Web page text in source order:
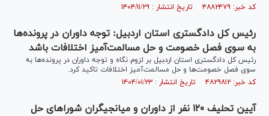
کد خبر: ۴۸۸۲۴۷۹ تاریخ انتشار : ۱۴۰۴/۱۱/۲۹
رئیس کل دادگستری استان اردبیل: توجه داوران در پرونده‌ها
به سوی فصل خصومت و حل مسالمت‌آمیز اختلافات باشد
رئیس کل دادگستری استان اردبیل بر لزوم نگاه و توجه داوران در پرونده‌ها به
سوی فصل خصومت‌ها و حل مسالمت‌آمیز اختلافات تاکید کرد.
کد خبر: ۴۸۲۹۸۱۲ تاریخ انتشار : ۱۴۰۴/۰۱/۲۳
آیین تحلیف ۱۲۰ نفر از داوران و میانجیگران شورا‌های حل